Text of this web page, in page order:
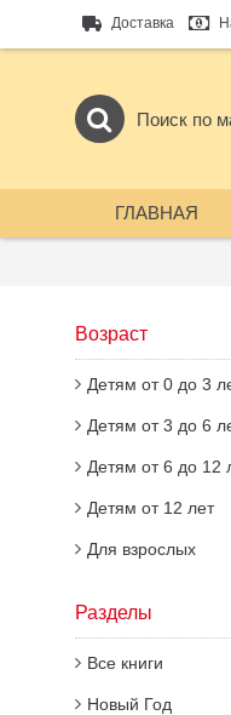
Доставка
ГЛАВНАЯ
Возраст
Детям от 0 до 3
Детям от 3 до 6
Детям от 6 до 12
Детям от 12 лет
Для взрослых
Разделы
Все книги
Новый Год